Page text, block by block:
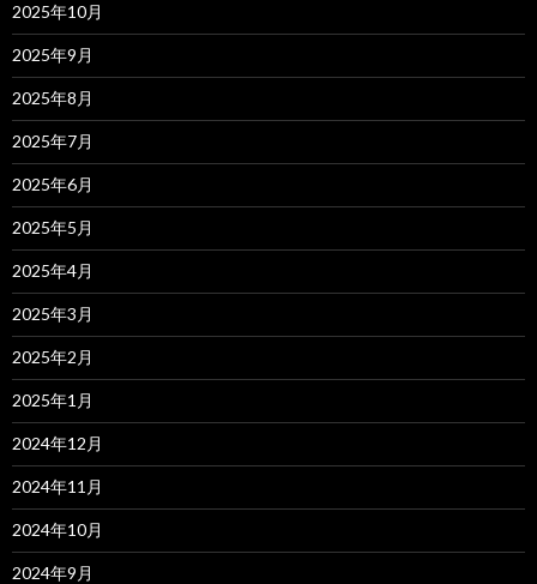
2025年10月
2025年9月
2025年8月
2025年7月
2025年6月
2025年5月
2025年4月
2025年3月
2025年2月
2025年1月
2024年12月
2024年11月
2024年10月
2024年9月